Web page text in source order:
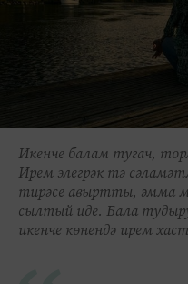
Икенче балам тугач,
Ирем элегрәк тә
тирәсе авыртты, әмма
сылтый иде. Бала
икенче көнендә ирем